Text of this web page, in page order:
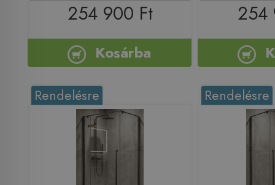
254 900 Ft
Kosárba
254
Rendelésre Rendelésre